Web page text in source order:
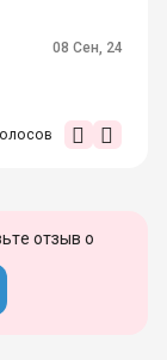
08 Сен, 24
отзыв о